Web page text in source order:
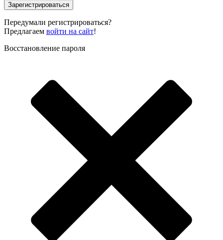
Зарегистрироваться
Передумали регистрироваться?
Предлагаем войти на сайт!
Восстановление пароля